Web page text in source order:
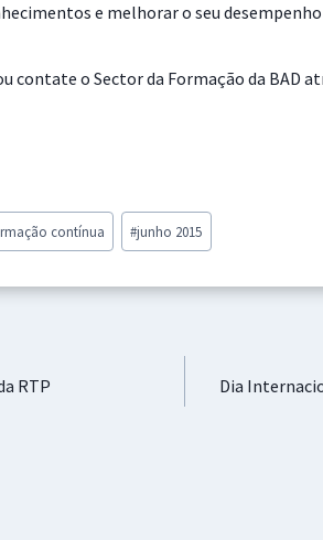
e melhorar o seu
contate o Sector da Formação da BAD
contínua #junho 2015
RTP
Dia